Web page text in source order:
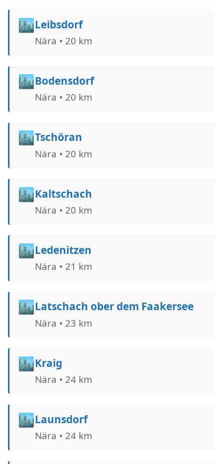
🏙️Leibsdorf
Nära • 20 km
🏙️Bodensdorf
Nära • 20 km
🏙️Tschöran
Nära • 20 km
🏙️Kaltschach
Nära • 20 km
🏙️Ledenitzen
Nära • 21 km
🏙️Latschach ober dem Faakersee
Nära • 23 km
🏙️Kraig
Nära • 24 km
🏙️Launsdorf
Nära • 24 km